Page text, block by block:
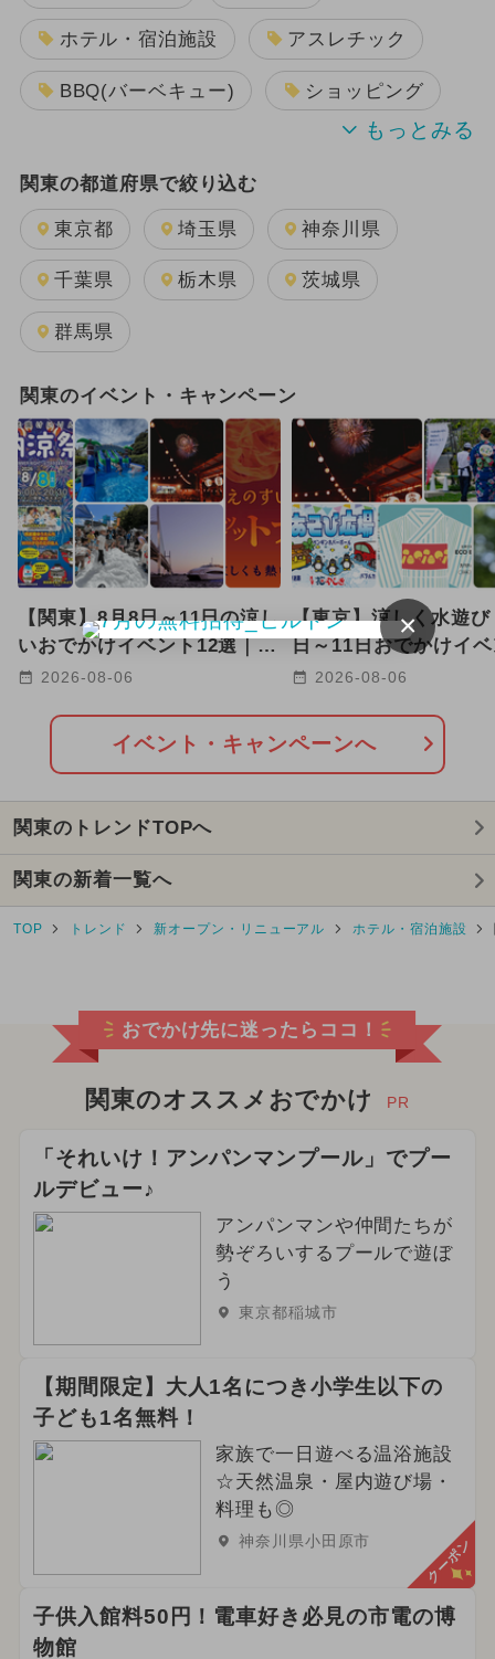
ホテル・宿泊施設 アスレチック
BBQ(バーベキュー) ショッピング
プール キャンプ
キッズカフェ・親子カフェ
電車・鉄道 博物館 水族館
温泉・スパ
いちご狩り 海水浴 道の駅
植物園 空港・飛行機
果物狩り スキー場 スケート
関東の都道府県で絞り込む
東京都 埼玉県 神奈川県
千葉県 栃木県 茨城県
群馬県
関東のイベント・キャンペーン
【関東】8月8日～11日の涼し
いおでかけイベント12選｜水
遊び・氷・花火・クルーズも
2026-08-06
【東京】涼しく水遊び
日～11日おでかけイ
選 氷柱・びしょ濡れ
2026-08-06
イベント・キャンペーンへ
関東のトレンドTOPへ
関東の新着一覧へ
TOP トレンド 新オープン・リニューアル ホテル・宿泊施設
おでかけ先に迷ったらココ！
関東のオススメおでかけ PR
「それいけ！アンパンマンプール」でプー
ルデビュー♪
アンパンマンや仲間たちが
勢ぞろいするプールで遊ぼ
う
東京都稲城市
【期間限定】大人1名につき小学生以下の
子ども1名無料！
家族で一日遊べる温浴施設
☆天然温泉・屋内遊び場・
料理も◎
神奈川県小田原市 クーポン
子供入館料50円！電車好き必見の市電の博
物館
×